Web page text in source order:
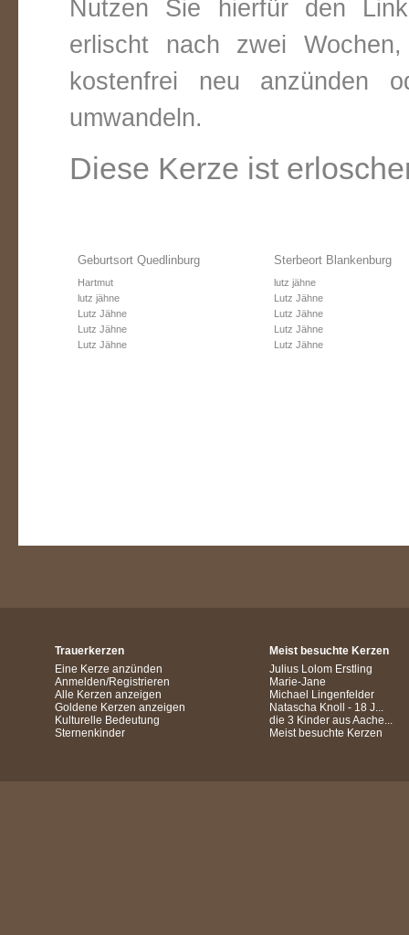
Nutzen Sie hierfür den
erlischt nach zwei
kostenfrei neu anzünden
umwandeln.
Diese Kerze ist
Geburtsort Quedlinburg
Hartmut
lutz jähne
Lutz Jähne
Lutz Jähne
Lutz Jähne
Sterbeort Blankenburg
lutz jähne
Lutz Jähne
Lutz Jähne
Lutz Jähne
Lutz Jähne
Trauerkerzen
Eine Kerze anzünden
Anmelden/Registrieren
Alle Kerzen anzeigen
Goldene Kerzen anzeigen
Kulturelle Bedeutung
Sternenkinder
Meist besuchte Kerzen
Julius Lolom Erstling
Marie-Jane
Michael Lingenfelder
Natascha Knoll - 18 J...
die 3 Kinder aus Aache...
Meist besuchte Kerzen